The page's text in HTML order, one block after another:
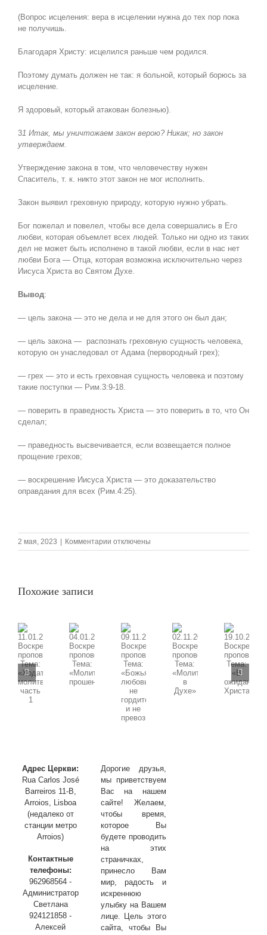
(Вопрос исцеления: вера в исцелении нужна до тех пор пока
не получишь.
Благодаря Христу: исцелился раньше чем родился.
Поэтому думать должен не так: я больной, который борюсь за
исцеление.
Я здоровый, который атакован болезнью).
31 Итак, мы уничтожаем закон верою? Никак; но закон
утверждаем.
Утверждение закона в том, что человечеству нужен
Спаситель, т. к. никто этот закон не мог исполнить.
Закон выявил греховную природу, которую нужно убрать.
Бог пожелал и повелел, чтобы все дела совершались в Его
любви, которая объемлет всех людей. Только ни одно из таких
дел не может быть исполнено в такой любви, если в нас нет
любви Бога — Отца, которая возможна исключительно через
Иисуса Христа во Святом Духе.
Вывод:
— цель закона — это не дела и не для этого он был дан;
— цель закона — распознать греховную сущность человека,
которую он унаследовал от Адама (первородный грех);
— грех — это и есть греховная сущность человека и поэтому
такие поступки — Рим.3:9-18.
— поверить в праведность Христа — это поверить в то, что Он
сделал;
— праведность высвечивается, если возвещается полное
прощение грехов;
— воскрешение Иисуса Христа — это доказательство
оправдания для всех (Рим.4:25).
2 мая, 2023 Комментарии к
записи
оправдание»,
часть
отключены
Похожие записи
11.01.2026
Воскресная
проповедь,
«Ходатайственная
04.01.2026
Воскресная
проповедь,
09.11.2025
Воскресная
проповедь,
Тема:
«Божья
любовь
превозносится»
02.11.2025
Воскресная
проповедь,
Тема:
19.10.2025
Воскресная
проповедь,
Тема:
Адрес Церкви:
Rua Carlos José
Barreiros 11-B,
Arroios, Lisboa
(недалеко от
станции метро
Arroios)
Контактные
телефоны:
962968564 -
Администратор
Светлана
924121858 -
Алексей
Дорогие друзья,
мы приветствуем
Вас на нашем
сайте! Желаем,
чтобы время,
которое Вы
будете проводить
на этих
страничках,
принесло Вам
мир, радость и
искреннюю
улыбку на Вашем
лице. Цель этого
сайта, чтобы Вы